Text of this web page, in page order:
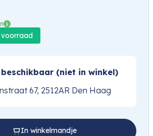
voorraad
beschikbaar (niet in winkel)
67, 2512AR Den Haag
In winkelmandje